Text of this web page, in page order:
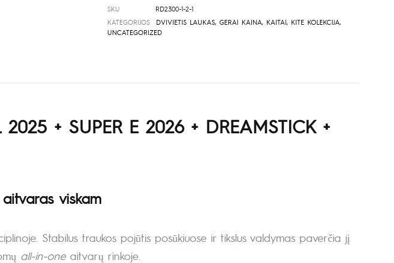
SKU
RD2300-1-2-1
KATEGORIJOS
DVIVIETIS LAUKAS, GERAI KAINA, KAITAI, KITE KOLEKCIJA,
UNCATEGORIZED
2025 + SUPER E 2026 + DREAMSTICK +
viskam
Stabilus traukos pojūtis posūkiuose ir tikslus valdymas paverčia jį
all-in-oneaitvarų rinkoje.